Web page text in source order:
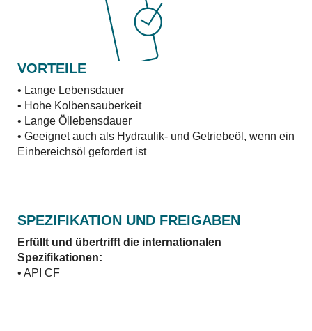
VORTEILE
• Lange Lebensdauer
• Hohe Kolbensauberkeit
• Lange Öllebensdauer
• Geeignet auch als Hydraulik- und Getriebeöl, wenn ein
Einbereichsöl gefordert ist
SPEZIFIKATION UND FREIGABEN
Erfüllt und übertrifft die internationalen
Spezifikationen:
• API CF